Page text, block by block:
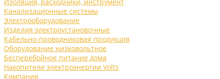
Канализационные системы
Электрооборудование
Изделия электроустановочные
Кабельно-проводниковая продукция
Оборудование низковольтное
Бесперебойное питание дома
Накопители электроэнергии Volts
Компания